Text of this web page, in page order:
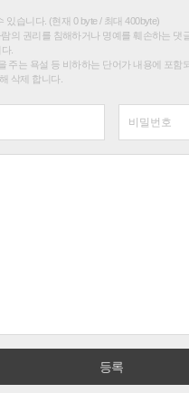
있습니다. (현재 0 byte / 최대 400byte)
의 권리를 침해하거나 명예를 훼손하는 댓
.
주는 욕설 등 비하하는 단어가 내용에 포함
삭제 합니다.